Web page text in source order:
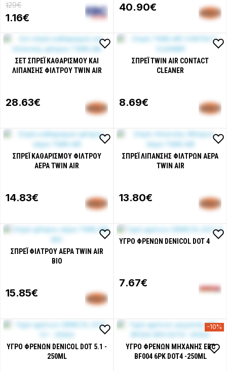
1.16€
1.29€ 40.90€
ΣΕΤ ΣΠΡΈΙ ΚΑΘΑΡΙΣΜΟΎ ΚΑΙ
ΛΊΠΑΝΣΗΣ ΦΊΛΤΡΟΥ TWIN AIR
28.63€
ΣΠΡΈΙ TWIN AIR CONTACT
CLEANER
8.69€
ΣΠΡΈΙ ΚΑΘΑΡΙΣΜΟΎ ΦΊΛΤΡΟΥ
ΑΈΡΑ TWIN AIR
14.83€
ΣΠΡΈΙ ΛΊΠΑΝΣΗΣ ΦΊΛΤΡΩΝ ΑΈΡΑ
TWIN AIR
13.80€
ΣΠΡΈΙ ΦΊΛΤΡΟΥ ΑΈΡΑ TWIN AIR
BIO
15.85€
ΥΓΡΌ ΦΡΈΝΩΝ DENICOL DOT 4
7.67€
ΥΓΡΌ ΦΡΈΝΩΝ DENICOL DOT 5.1 -
250ML
-10%
ΥΓΡΌ ΦΡΈΝΩΝ ΜΗΧΑΝΉΣ EBC
BF004 6PK DOT4 -250ML